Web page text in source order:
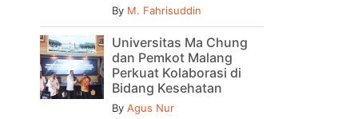
By M. Fahrisuddin
Universitas Ma Chung
dan Pemkot Malang
Perkuat Kolaborasi di
Bidang Kesehatan
By Agus Nur